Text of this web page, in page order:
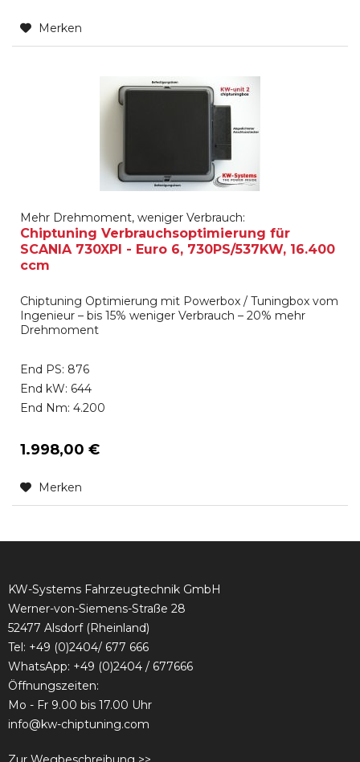
Merken
Mehr Drehmoment, weniger Verbrauch:
Chiptuning Verbrauchsoptimierung für
SCANIA 730XPI - Euro 6, 730PS/537KW, 16.400
ccm
Chiptuning Optimierung mit Powerbox / Tuningbox vom
Ingenieur – bis 15% weniger Verbrauch – 20% mehr
Drehmoment
End PS: 876
End kW: 644
End Nm: 4.200
1.998,00 €
Merken
KW-Systems Fahrzeugtechnik GmbH
Werner-von-Siemens-Straße 28
52477 Alsdorf (Rheinland)
Tel: +49 (0)2404/ 677 666
WhatsApp: +49 (0)2404 / 677666
Öffnungszeiten:
Mo - Fr 9.00 bis 17.00 Uhr
info@kw-chiptuning.com